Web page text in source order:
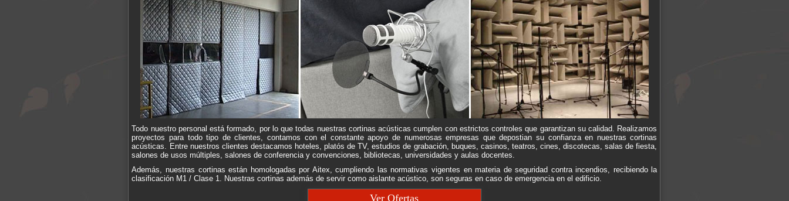
Todo nuestro personal está formado, por lo que todas nuestras cortinas acústicas cumplen con estrictos controles que garantizan su calidad. Realizamos
proyectos para todo tipo de clientes, contamos con el constante apoyo de numerosas empresas que depostian su confianza en nuestras cortinas
acústicas. Entre nuestros clientes destacamos hoteles, platós de TV, estudios de grabación, buques, casinos, teatros, cines, discotecas, salas de fiesta,
salones de usos múltiples, salones de conferencia y convenciones, bibliotecas, universidades y aulas docentes.
Además, nuestras cortinas están homologadas por Aitex, cumpliendo las normativas vigentes en materia de seguridad contra incendios, recibiendo la
clasificación M1 / Clase 1. Nuestras cortinas además de servir como aislante acústico, son seguras en caso de emergencia en el edificio.
Ver Ofertas